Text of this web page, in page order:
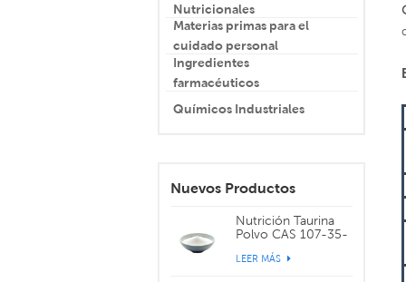
Nutricionales
Materias primas para el
cuidado personal
Ingredientes
farmacéuticos
Químicos Industriales
Nuevos Productos
Nutrición Taurina
Polvo CAS 107-35-
LEER MÁS